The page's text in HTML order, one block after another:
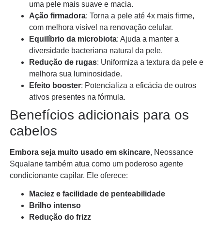
uma pele mais suave e macia.
Ação firmadora: Torna a pele até 4x mais firme,
com melhora visível na renovação celular.
Equilíbrio da microbiota: Ajuda a manter a
diversidade bacteriana natural da pele.
Redução de rugas: Uniformiza a textura da pele e
melhora sua luminosidade.
Efeito booster: Potencializa a eficácia de outros
ativos presentes na fórmula.
Benefícios adicionais para os
cabelos
Embora seja muito usado em skincare, Neossance
Squalane também atua como um poderoso agente
condicionante capilar. Ele oferece:
Maciez e facilidade de penteabilidade
Brilho intenso
Redução do frizz